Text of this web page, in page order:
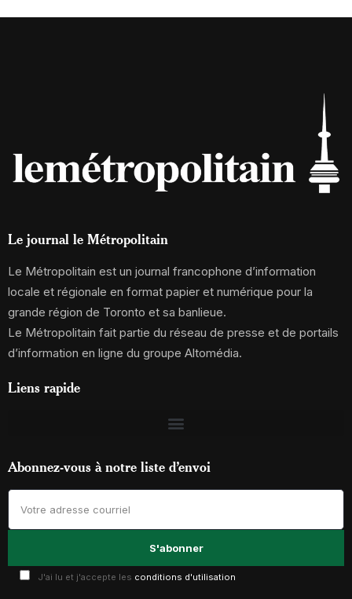
Le journal le Métropolitain
Le Métropolitain est un journal francophone d’information
locale et régionale en format papier et numérique pour la
grande région de Toronto et sa banlieue.
Le Métropolitain fait partie du réseau de presse et de portails
d’information en ligne du groupe Altomédia.
Liens rapide
Abonnez-vous à notre liste d’envoi
J'ai lu et j'accepte les conditions d'utilisation